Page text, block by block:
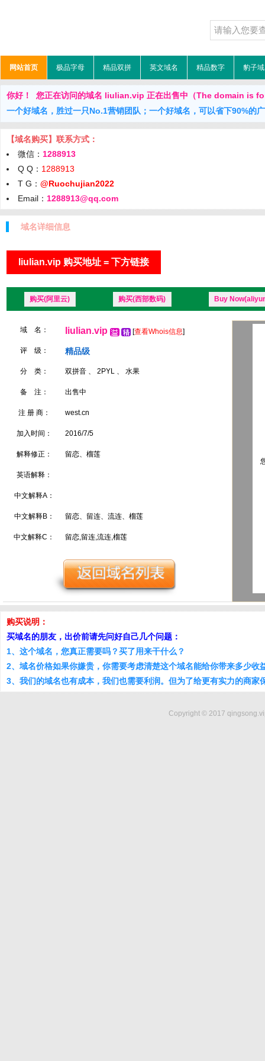
网站首页 极品字母 精品双拼 英文域名 精品数字 豹子
你好！ 您正在访问的域名 liulian.vip 正在出售中（The domain is
一个好域名，胜过一只No.1营销团队；一个好域名，可以省下90%的
【域名购买】联系方式：
微信： 1288913
Q Q： 1288913
T G： @Ruochujian2022
Email： 1288913@qq.com
域名详细信息
liulian.vip 购买地址 = 下方链接
购买(阿里云) 购买(西部数码) Buy
域 名： liulian.vip [查看Whois信息]
评 级： 精品级
分 类： 双拼音 、 2PYL 、 水果
备 注： 出售中
注 册 商： west.cn
加入时间： 2016/7/5
解释修正： 留恋、榴莲
英语解释：
中文解释A：
中文解释B： 留恋、留连、流连、榴莲
中文解释C： 留恋,留连,流连,榴莲
购买说明：
买域名的朋友，出价前请先问好自己几个问题：
1、这个域名，您真正需要吗？买了用来干什么？
2、域名价格如果你嫌贵，你需要考虑清楚这个域名能给你带来多少收
3、我们的域名也有成本，我们也需要利润。但为了给更有实力的商家
Copyright © 2017